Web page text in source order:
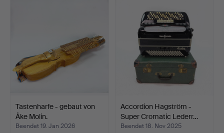
Tastenharfe - gebaut von
Åke Molin.
Beendet 19. Jan 2026
Accordion Hagström -
Super Cromatic Lederr…
Beendet 18. Nov 2025